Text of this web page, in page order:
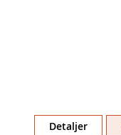
tillDetaljer